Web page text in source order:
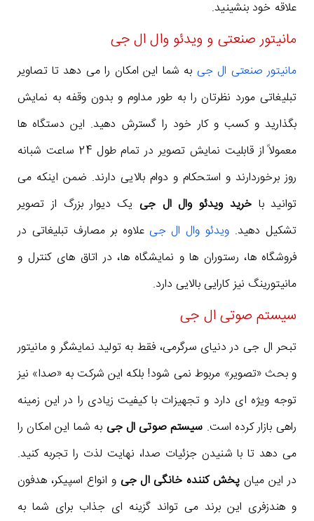
علاقه خود بنشینید.
مانیتور صنعتی و ویدئو وال ال جی
مانیتور صنعتی ال جی به شما این امکان را می دهد تا تصاویر
تبلیغاتی مورد نظرتان را به طور مداوم و بدون وقفه به نمایش
بگذارید و کسب و کار خود را گسترش دهید. این دستگاه ها
معمولاً از قابلیت نمایش تصویر در تمام طول 24 ساعت شبانه
روز برخوردارند و استحکام و دوام بالایی دارند. ضمن اینکه می
توانید با خرید ویدئو وال ال جی یک دیوار بزرگ از تصویر
تشکیل دهید. ویدئو وال ال جی علاوه بر مصارف تبلیغاتی در
فروشگاه ها، رستوران ها و نمایشگاه ها، در اتاق های کنترل و
مانیتورینگ نیز کارایی بالایی دارد.
سیستم صوتی ال جی
تبحر ال جی در دنیای سرگرمی، فقط به تولید نمایشگر و مانیتور
و بحث «تصویر» مربوط نمی شود! بلکه این شرکت به «صدا» نیز
توجه ویژه ای دارد و تجهیزات با کیفیت زیادی را در این زمینه
راهی بازار کرده است. سیستم صوتی ال جی به شما این امکان را
می دهد تا با شنیدن جزئیات صدا، نهایت لذت را تجربه کنید.
در این میان پخش کننده خانگی ال جی و انواع اسپیکر، هدفون
و هندزفری این برند می تواند گزینه ای جذاب برای شما به